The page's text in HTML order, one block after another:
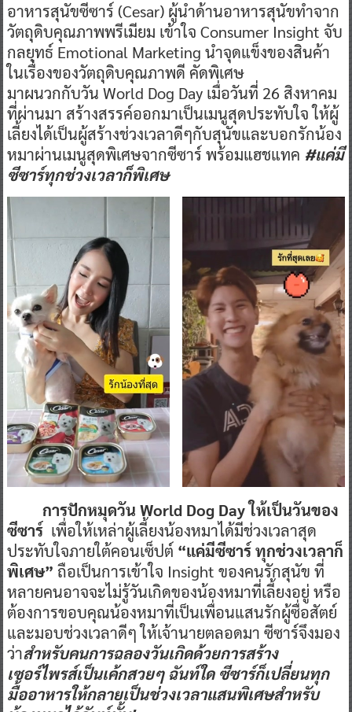
อาหารสุนัขซีซาร์ (Cesar) ผู้นำด้านอาหารสุนัขทำจาก
วัตถุดิบคุณภาพพรีเมียม เข้าใจ Consumer Insight จับ
กลยุทธ์ Emotional Marketing นำจุดแข็งของสินค้า
ในเรื่องของวัตถุดิบคุณภาพดี คัดพิเศษ
มาผนวกกับวัน World Dog Day เมื่อวันที่ 26 สิงหาคม
ที่ผ่านมา สร้างสรรค์ออกมาเป็นเมนูสุดประทับใจ ให้ผู้
เลี้ยงได้เป็นผู้สร้างช่วงเวลาดีๆกับสุนัขและบอกรักน้อง
หมาผ่านเมนูสุดพิเศษจากซีซาร์ พร้อมแฮชแทค #แค่มี
ซีซาร์ทุกช่วงเวลาก็พิเศษ
การปักหมุดวัน World Dog Dayให้เป็นวันของ
ซีซาร์เพื่อให้เหล่าผู้เลี้ยงน้องหมาได้มีช่วงเวลาสุด
ประทับใจภายใต้คอนเซ็ปต์ “แค่มีซีซาร์ทุกช่วงเวลาก็
พิเศษ” ถือเป็นการเข้าใจ Insight ของคนรักสุนัข ที่
หลายคนอาจจะไม่รู้วันเกิดของน้องหมาที่เลี้ยงอยู่ หรือ
ต้องการขอบคุณน้องหมาที่เป็นเพื่อนแสนรักผู้ซื่อสัตย์
และมอบช่วงเวลาดีๆ ให้เจ้านายตลอดมา ซีซาร์จึงมอง
ว่าสำหรับคนการฉลองวันเกิดด้วยการสร้าง
เซอร์ไพรส์เป็นเค้กสวยๆ ฉันท์ใด ซีซาร์ก็เปลี่ยนทุก
มื้ออาหารให้กลายเป็นช่วงเวลาแสนพิเศษสำหรับ